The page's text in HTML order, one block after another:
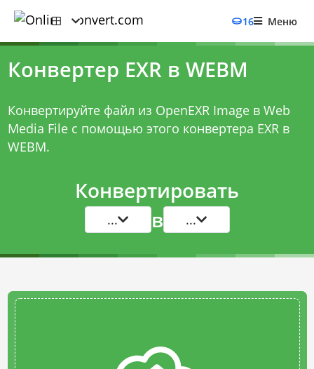
16 Меню
Конвертер EXR в WEBM
Конвертируйте файл из OpenEXR Image в Web
Media File с помощью этого конвертера EXR в
WEBM.
Конвертировать
... в ...